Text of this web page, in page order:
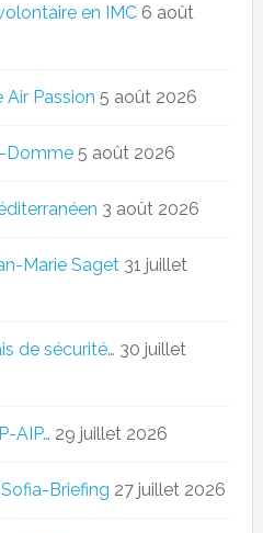
en IMC 6 août
Air Passion 5 août 2026
Domme 5 août 2026
3 août 2026
Marie Saget 31 juillet
de sécurité… 30 juillet
AIP… 29 juillet 2026
Briefing 27 juillet 2026